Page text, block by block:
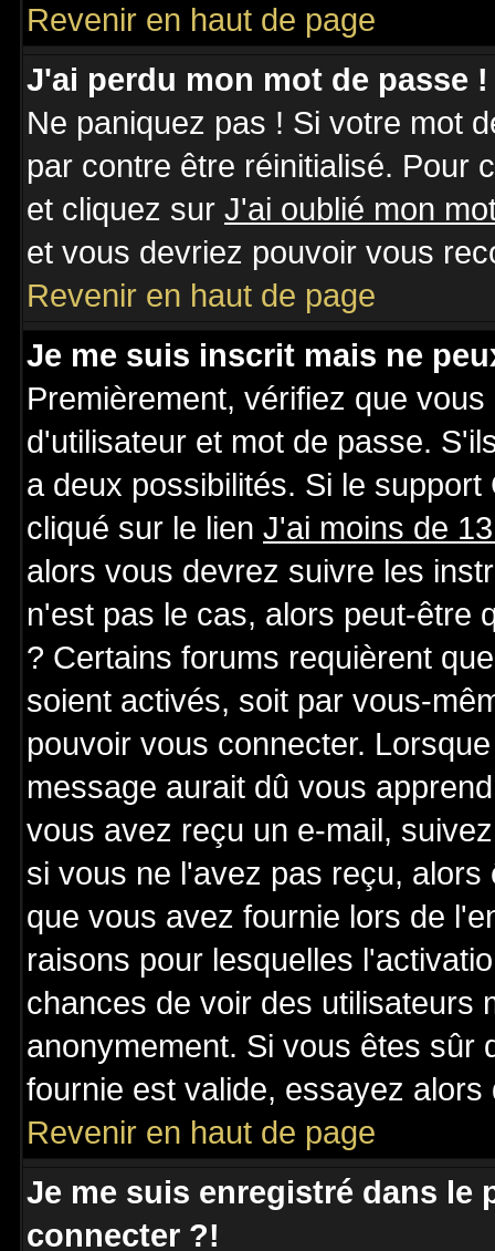
Revenir en haut de page
J'ai perdu mon mot de passe !
Ne paniquez pas ! Si votre mot
par contre être réinitialisé. Pour
et cliquez sur J'ai oublié mon
et vous devriez pouvoir vous
Revenir en haut de page
Je me suis inscrit mais ne
Premièrement, vérifiez que
d'utilisateur et mot de passe.
a deux possibilités. Si le
cliqué sur le lien J'ai moins de
alors vous devrez suivre les
n'est pas le cas, alors peut-être
? Certains forums requièrent
soient activés, soit par vous-
pouvoir vous connecter.
message aurait dû vous
vous avez reçu un e-mail,
si vous ne l'avez pas reçu,
que vous avez fournie lors de
raisons pour lesquelles
chances de voir des utilisateurs
anonymement. Si vous êtes sûr
fournie est valide, essayez
Revenir en haut de page
Je me suis enregistré dans le
connecter ?!